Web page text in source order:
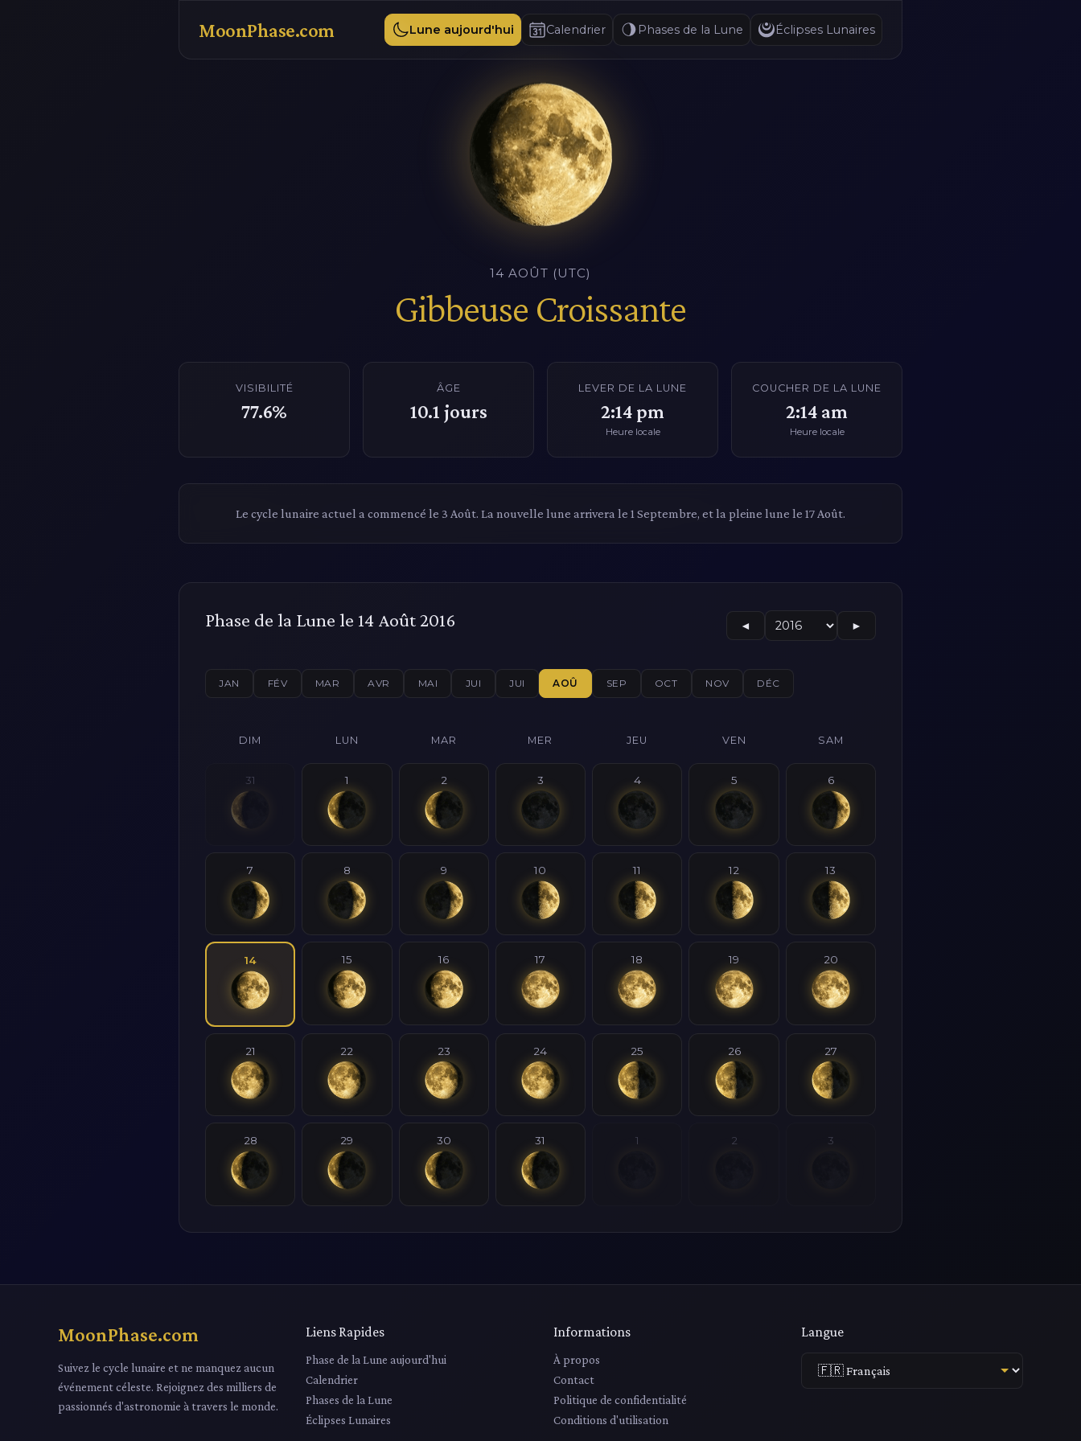
MoonPhase.com Lune aujourd'hui Calendrier Phases de la Lune Éclipses Lunaires
14 AOÛT (UTC)
Gibbeuse Croissante
VISIBILITÉ
77.6%
ÂGE
10.1 jours
LEVER DE LA LUNE
2:14 pm
Heure locale
COUCHER DE LA LUNE
2:14 am
Heure locale
Le cycle lunaire actuel a commencé le 3 Août. La nouvelle lune arrivera le 1 Septembre, et la pleine lune le 17 Août.
Phase de la Lune le 14 Août 2016 ◄ ►
JAN FÉV MAR AVR MAI JUI JUI AOÛ SEP OCT NOV DÉC
DIM LUN MAR MER JEU VEN SAM
31 1 2 3 4 5 6
7 8 9 10 11 12 13
14 15 16 17 18 19 20
21 22 23 24 25 26 27
28 29 30 31 1 2 3
MoonPhase.com
Suivez le cycle lunaire et ne manquez aucun
événement céleste. Rejoignez des milliers de
passionnés d'astronomie à travers le monde.
Liens Rapides
Phase de la Lune aujourd'hui
Calendrier
Phases de la Lune
Éclipses Lunaires
Informations
À propos
Contact
Politique de confidentialité
Conditions d'utilisation
Langue